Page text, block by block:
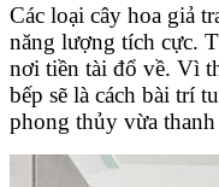
Các loại cây hoa giả
năng lượng tích cực.
nơi tiền tài đổ về. Vì
bếp sẽ là cách bài trí
phong thủy vừa